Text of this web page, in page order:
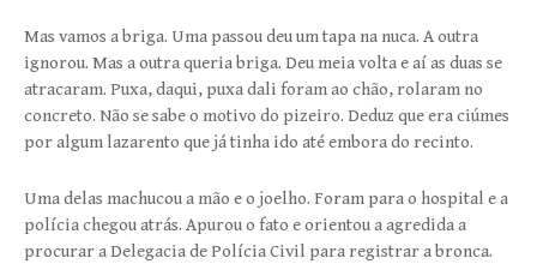
Mas vamos a briga. Uma passou deu um tapa na nuca. A outra
ignorou. Mas a outra queria briga. Deu meia volta e aí as duas se
atracaram. Puxa, daqui, puxa dali foram ao chão, rolaram no
concreto. Não se sabe o motivo do pizeiro. Deduz que era ciúmes
por algum lazarento que já tinha ido até embora do recinto.
Uma delas machucou a mão e o joelho. Foram para o hospital e a
polícia chegou atrás. Apurou o fato e orientou a agredida a
procurar a Delegacia de Polícia Civil para registrar a bronca.